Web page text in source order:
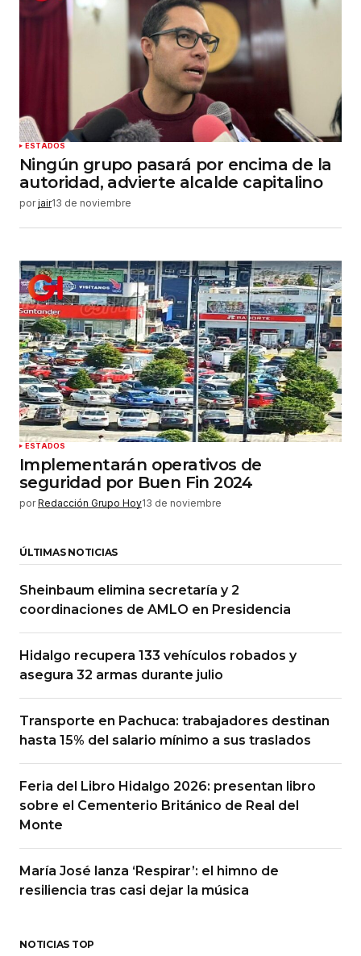
ESTADOS
Ningún grupo pasará por encima de la
autoridad, advierte alcalde capitalino
por jair13 de noviembre
ESTADOS
Implementarán operativos de
seguridad por Buen Fin 2024
por Redacción Grupo Hoy13 de noviembre
ÚLTIMAS NOTICIAS
Sheinbaum elimina secretaría y 2
coordinaciones de AMLO en Presidencia
Hidalgo recupera 133 vehículos robados y
asegura 32 armas durante julio
Transporte en Pachuca: trabajadores destinan
hasta 15% del salario mínimo a sus traslados
Feria del Libro Hidalgo 2026: presentan libro
sobre el Cementerio Británico de Real del
Monte
María José lanza ‘Respirar’: el himno de
resiliencia tras casi dejar la música
NOTICIAS TOP